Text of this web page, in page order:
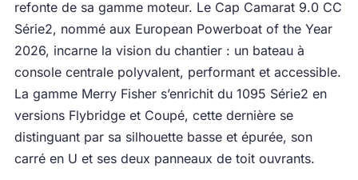
refonte de sa gamme moteur. Le Cap Camarat 9.0 CC
Série2, nommé aux European Powerboat of the Year
2026, incarne la vision du chantier : un bateau à
console centrale polyvalent, performant et accessible.
La gamme Merry Fisher s’enrichit du 1095 Série2 en
versions Flybridge et Coupé, cette dernière se
distinguant par sa silhouette basse et épurée, son
carré en U et ses deux panneaux de toit ouvrants.